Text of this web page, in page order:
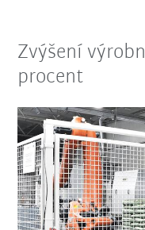
Zvýšení
procent